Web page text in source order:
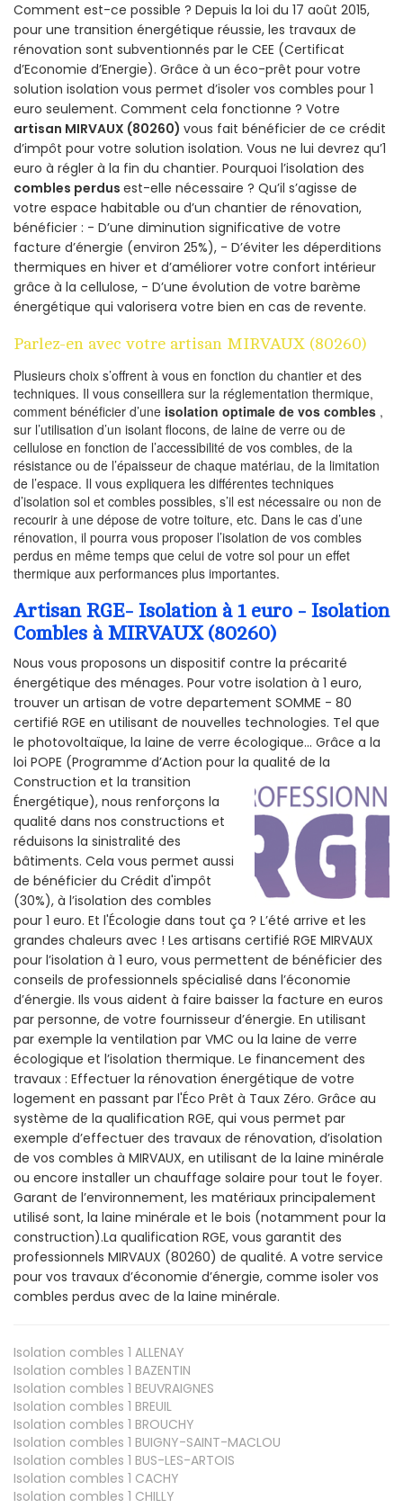
Comment est-ce possible ? Depuis la loi du 17 août 2015,
pour une transition énergétique réussie, les travaux de
rénovation sont subventionnés par le CEE (Certificat
d’Economie d’Energie). Grâce à un éco-prêt pour votre
solution isolation vous permet d’isoler vos combles pour 1
euro seulement. Comment cela fonctionne ? Votre
artisan MIRVAUX (80260) vous fait bénéficier de ce crédit
d’impôt pour votre solution isolation. Vous ne lui devrez qu’1
euro à régler à la fin du chantier. Pourquoi l’isolation des
combles perdus est-elle nécessaire ? Qu’il s’agisse de
votre espace habitable ou d’un chantier de rénovation,
bénéficier : - D’une diminution significative de votre
facture d’énergie (environ 25%), - D’éviter les déperditions
thermiques en hiver et d’améliorer votre confort intérieur
grâce à la cellulose, - D’une évolution de votre barème
énergétique qui valorisera votre bien en cas de revente.
Parlez-en avec votre artisan MIRVAUX (80260)
Plusieurs choix s’offrent à vous en fonction du chantier et des
techniques. Il vous conseillera sur la réglementation thermique,
comment bénéficier d’une isolation optimale de vos combles ,
sur l’utilisation d’un isolant flocons, de laine de verre ou de
cellulose en fonction de l’accessibilité de vos combles, de la
résistance ou de l’épaisseur de chaque matériau, de la limitation
de l’espace. Il vous expliquera les différentes techniques
d’isolation sol et combles possibles, s’il est nécessaire ou non de
recourir à une dépose de votre toiture, etc. Dans le cas d’une
rénovation, il pourra vous proposer l’isolation de vos combles
perdus en même temps que celui de votre sol pour un effet
thermique aux performances plus importantes.
Artisan RGE- Isolation à 1 euro - Isolation
Combles à MIRVAUX (80260)
Nous vous proposons un dispositif contre la précarité
énergétique des ménages. Pour votre isolation à 1 euro,
trouver un artisan de votre departement SOMME - 80
certifié RGE en utilisant de nouvelles technologies. Tel que
le photovoltaïque, la laine de verre écologique... Grâce a la
loi POPE (Programme d’Action pour la qualité de la
Construction et la transition
Énergétique), nous renforçons la
qualité dans nos constructions et
réduisons la sinistralité des
bâtiments. Cela vous permet aussi
de bénéficier du Crédit d'impôt
(30%), à l’isolation des combles
pour 1 euro. Et l'Écologie dans tout ça ? L’été arrive et les
grandes chaleurs avec ! Les artisans certifié RGE MIRVAUX
pour l’isolation à 1 euro, vous permettent de bénéficier des
conseils de professionnels spécialisé dans l’économie
d’énergie. Ils vous aident à faire baisser la facture en euros
par personne, de votre fournisseur d’énergie. En utilisant
par exemple la ventilation par VMC ou la laine de verre
écologique et l’isolation thermique. Le financement des
travaux : Effectuer la rénovation énergétique de votre
logement en passant par l'Éco Prêt à Taux Zéro. Grâce au
système de la qualification RGE, qui vous permet par
exemple d’effectuer des travaux de rénovation, d’isolation
de vos combles à MIRVAUX, en utilisant de la laine minérale
ou encore installer un chauffage solaire pour tout le foyer.
Garant de l’environnement, les matériaux principalement
utilisé sont, la laine minérale et le bois (notamment pour la
construction).La qualification RGE, vous garantit des
professionnels MIRVAUX (80260) de qualité. A votre service
pour vos travaux d’économie d’énergie, comme isoler vos
combles perdus avec de la laine minérale.
Isolation combles 1 ALLENAY
Isolation combles 1 BAZENTIN
Isolation combles 1 BEUVRAIGNES
Isolation combles 1 BREUIL
Isolation combles 1 BROUCHY
Isolation combles 1 BUIGNY-SAINT-MACLOU
Isolation combles 1 BUS-LES-ARTOIS
Isolation combles 1 CACHY
Isolation combles 1 CHILLY